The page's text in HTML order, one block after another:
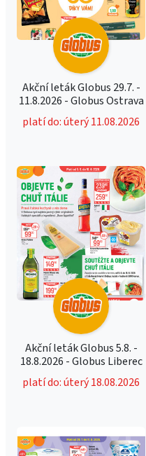
Akční leták Globus 29.7. -
11.8.2026 - Globus Ostrava
platí do: úterý 11.08.2026
Akční leták Globus 5.8. -
18.8.2026 - Globus Liberec
platí do: úterý 18.08.2026